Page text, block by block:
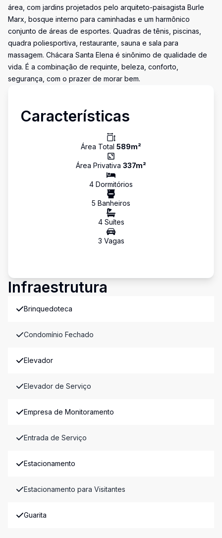
área, com jardins projetados pelo arquiteto-paisagista Burle
Marx, bosque interno para caminhadas e um harmônico
conjunto de áreas de esportes. Quadras de tênis, piscinas,
quadra poliesportiva, restaurante, sauna e sala para
massagem. Chácara Santa Elena é sinônimo de qualidade de
vida. É a combinação de requinte, beleza, conforto,
segurança, com o prazer de morar bem.
Características
Área Total 589m²
Área Privativa 337m²
4 Dormitórios
5 Banheiros
4Suítes
3 Vagas
Infraestrutura
Brinquedoteca
Condomínio Fechado
Elevador
Elevador de Serviço
Empresa de Monitoramento
Entrada de Serviço
Estacionamento
Estacionamento para Visitantes
Guarita